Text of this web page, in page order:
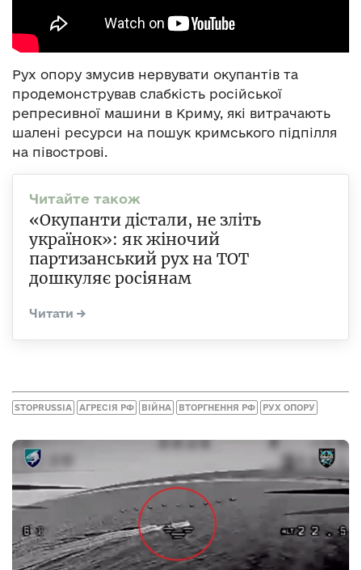
Рух опору змусив нервувати окупантів та
продемонстрував слабкість російської
репресивної машини в Криму, які витрачають
шалені ресурси на пошук кримського підпілля
на півострові.
«Окупанти дістали, не зліть
українок»: як жіночий
партизанський рух на ТОТ
дошкуляє росіянам
STOPRUSSIA АГРЕСІЯ РФ ВІЙНА ВТОРГНЕННЯ РФ РУХ ОПОРУ